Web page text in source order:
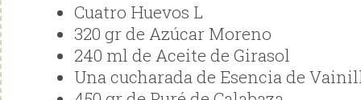
Cuatro Huevos L
320 gr de Azúcar Moreno
240 ml de Aceite de Girasol
Una cucharada de Esencia de